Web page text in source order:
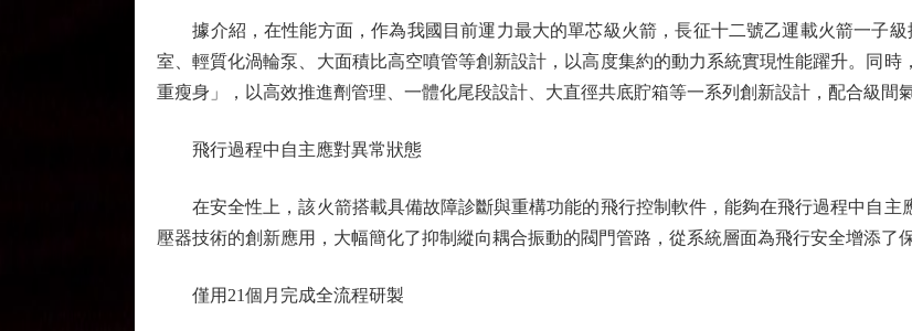
據介紹，在性能方面，作為我國目前運力最大的單芯級火箭，長征十二號乙運載火箭一子級
室、輕質化渦輪泵、大面積比高空噴管等創新設計，以高度集約的動力系統實現性能躍升。同
重瘦身」，以高效推進劑管理、一體化尾段設計、大直徑共底貯箱等一系列創新設計，配合級間
飛行過程中自主應對異常狀態
在安全性上，該火箭搭載具備故障診斷與重構功能的飛行控制軟件，能夠在飛行過程中自主
壓器技術的創新應用，大幅簡化了抑制縱向耦合振動的閥門管路，從系統層面為飛行安全增添了保
僅用21個月完成全流程研製